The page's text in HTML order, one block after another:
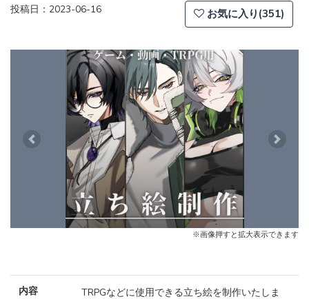
投稿日：2023-06-16
お気に入り(351)
Previous Next
※画像押すと拡大表示できます
内容
TRPGなどに使用できる立ち絵を制作いたしま